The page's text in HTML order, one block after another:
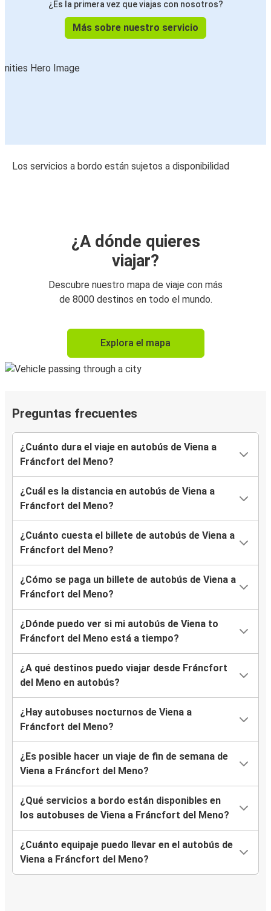
¿Es la primera vez que viajas con nosotros?
Más sobre nuestro servicio
Los servicios a bordo están sujetos a disponibilidad
¿A dónde quieres
viajar?
Descubre nuestro mapa de viaje con más
de 8000 destinos en todo el mundo.
Explora el mapa
Preguntas frecuentes
¿Cuánto dura el viaje en autobús de Viena a
Fráncfort del Meno?
¿Cuál es la distancia en autobús de Viena a
Fráncfort del Meno?
¿Cuánto cuesta el billete de autobús de Viena a
Fráncfort del Meno?
¿Cómo se paga un billete de autobús de Viena a
Fráncfort del Meno?
¿Dónde puedo ver si mi autobús de Viena to
Fráncfort del Meno está a tiempo?
¿A qué destinos puedo viajar desde Fráncfort
del Meno en autobús?
¿Hay autobuses nocturnos de Viena a
Fráncfort del Meno?
¿Es posible hacer un viaje de fin de semana de
Viena a Fráncfort del Meno?
¿Qué servicios a bordo están disponibles en
los autobuses de Viena a Fráncfort del Meno?
¿Cuánto equipaje puedo llevar en el autobús de
Viena a Fráncfort del Meno?